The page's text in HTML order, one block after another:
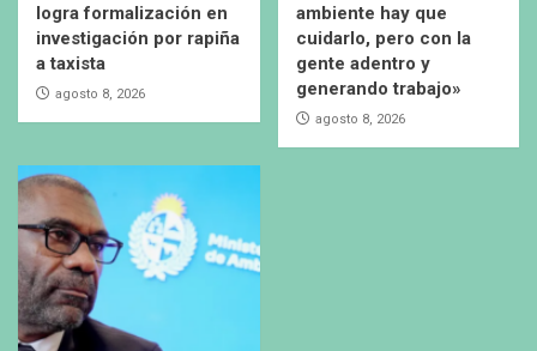
logra formalización en
investigación por rapiña
a taxista
agosto 8, 2026
ambiente hay que
cuidarlo, pero con la
gente adentro y
generando trabajo»
agosto 8, 2026